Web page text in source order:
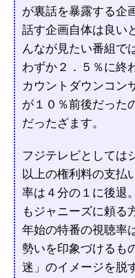
が裏話を暴露する企
話す企画自体は良い
んなが見たい番組で
わずか２．５％に終
カウントダウンコン
が１０％前後だった
だったざます。
フジテレビとしては
以上の権利料の支払
率は４分の１に後退
もジャニーズに頼る
年始の特番の視聴率
勢いを印象づけるも
迷」のイメージを脱